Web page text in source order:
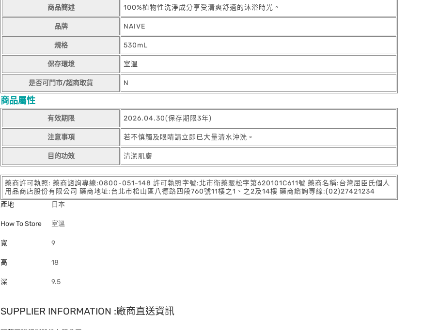
商品簡述 100%植物性洗淨成分享受清爽舒適的沐浴時光。
品牌 NAIVE
規格 530mL
保存環境 室溫
是否可門市/超商取貨 N
商品屬性
有效期限 2026.04.30(保存期限3年)
注意事項 若不慎觸及眼睛請立即已大量清水沖洗。
目的功效 清潔肌膚
藥商許可執照: 藥商諮詢專線:0800-051-148 許可執照字號:北市衛藥販松字第620101C611號 藥商名稱:台灣屈臣氏個人
用品商店股份有限公司 藥商地址:台北市松山區八德路四段760號11樓之1、之2及14樓 藥商諮詢專線:(02)27421234
產地
日本
How To Store 室溫
寬 9
高 18
深 9.5
SUPPLIER INFORMATION :廠商直送資訊